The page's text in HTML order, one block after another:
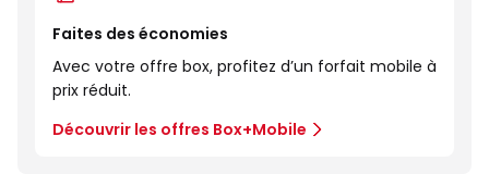
Faites des économies
Avec votre offre box, profitez d’un forfait mobile à
prix réduit.
Découvrir les offres Box+Mobile